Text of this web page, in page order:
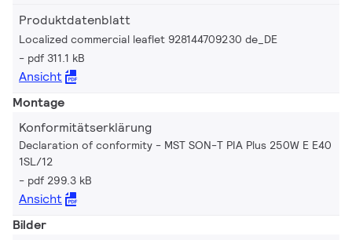
Produktdatenblatt
Localized commercial leaflet 928144709230 de_DE
pdf 311.1 kB
Ansicht
Montage
Konformitätserklärung
Declaration of conformity - MST SON-T PIA Plus 250W E E40
1SL/12
pdf 299.3 kB
Ansicht
Bilder